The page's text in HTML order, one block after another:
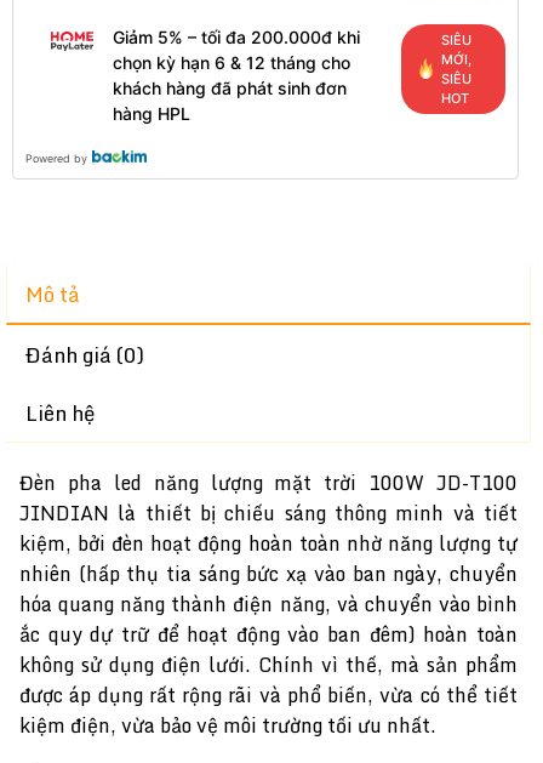
Giảm 5% – tối đa 200.000đ khi
chọn kỳ hạn 6 & 12 tháng cho
khách hàng đã phát sinh đơn
hàng HPL
SIÊU
MỚI,
SIÊU
HOT
Powered by
Mô tả
Đánh giá (0)
Liên hệ
Đèn pha led năng lượng mặt trời 100W JD-T100
JINDIAN là thiết bị chiếu sáng thông minh và tiết
kiệm, bởi đèn hoạt động hoàn toàn nhờ năng lượng tự
nhiên (hấp thụ tia sáng bức xạ vào ban ngày, chuyển
hóa quang năng thành điện năng, và chuyển vào bình
ắc quy dự trữ để hoạt động vào ban đêm) hoàn toàn
không sử dụng điện lưới. Chính vì thế, mà sản phẩm
được áp dụng rất rộng rãi và phổ biến, vừa có thể tiết
kiệm điện, vừa bảo vệ môi trường tối ưu nhất.